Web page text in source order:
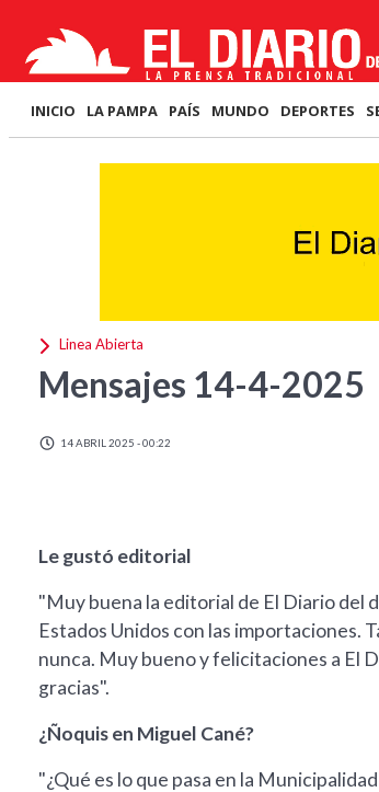
INICIO LA PAMPA PAÍS MUNDO DEPORTES
Linea Abierta
Mensajes 14-4-2025
14 ABRIL 2025 - 00:22
Le gustó editorial
"Muy buena la editorial de El Diario del
Estados Unidos con las importaciones.
nunca. Muy bueno y felicitaciones a El
gracias".
¿Ñoquis en Miguel Cané?
"¿Qué es lo que pasa en la